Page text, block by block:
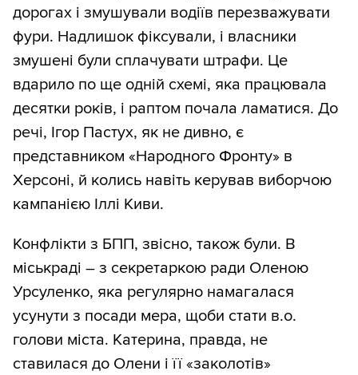
дорогах і змушували водіїв перезважувати
фури. Надлишок фіксували, і власники
змушені були сплачувати штрафи. Це
вдарило по ще одній схемі, яка працювала
десятки років, і раптом почала ламатися. До
речі, Ігор Пастух, як не дивно, є
представником «Народного Фронту» в
Херсоні, й колись навіть керував виборчою
кампанією Іллі Киви.
Конфлікти з БПП, звісно, також були. В
міськраді – з секретаркою ради Оленою
Урсуленко, яка регулярно намагалася
усунути з посади мера, щоби стати в.о.
голови міста. Катерина, правда, не
ставилася до Олени і її «заколотів»